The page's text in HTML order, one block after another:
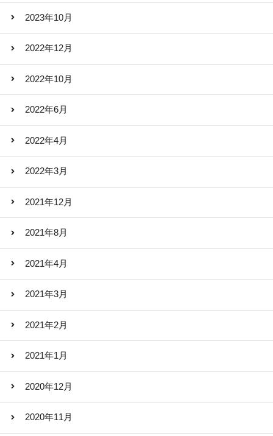
2023年10月
2022年12月
2022年10月
2022年6月
2022年4月
2022年3月
2021年12月
2021年8月
2021年4月
2021年3月
2021年2月
2021年1月
2020年12月
2020年11月